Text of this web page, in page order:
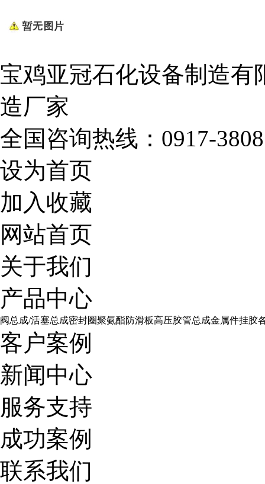
宝鸡亚冠石化设备制造有
造厂家
全国咨询热线： 0917-
设为首页
加入收藏
网站首页
关于我们
产品中心
阀总成/活塞总成密封圈聚氨酯防滑板高压胶管总成金属件挂胶
客户案例
新闻中心
服务支持
成功案例
联系我们